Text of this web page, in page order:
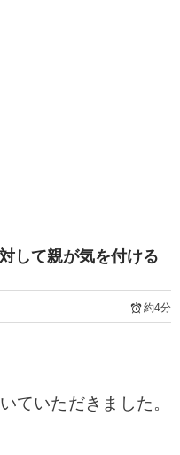
して親が気を付ける
約4分
ていただきました。